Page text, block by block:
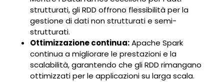
strutturati, gli RDD offrono flessibilità per la
gestione di dati non strutturati e semi-
strutturati.
Ottimizzazione continua:Apache Spark
continua a migliorare le prestazioni e la
scalabilità, garantendo che gli RDD rimangano
ottimizzati per le applicazioni su larga scala.